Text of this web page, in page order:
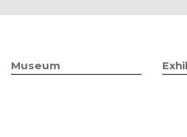
Museum